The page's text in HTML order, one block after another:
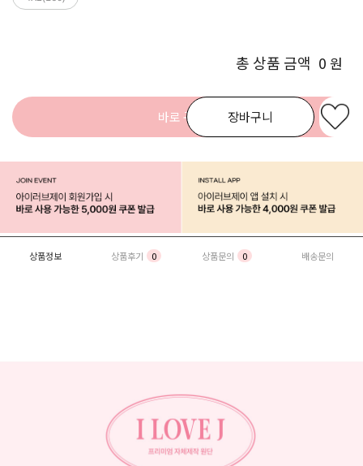
총 상품 금액 0 원
장바구니
바로 구매
상품정보 상품후기 0 상품문의 0 배송문의